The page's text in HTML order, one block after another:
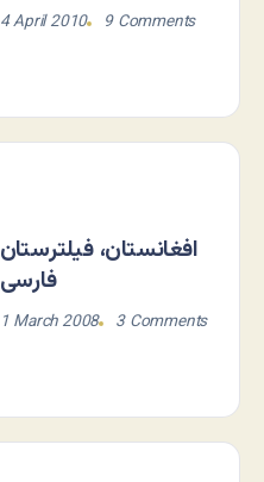
4 April 2010 9 Comments
افغانستان، فیلترستان
فارسی
1 March 2008 3 Comments